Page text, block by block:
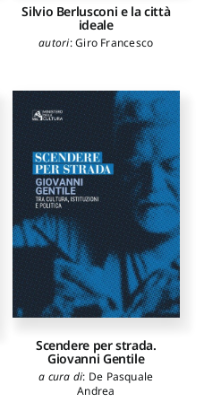
Silvio Berlusconi e la città
ideale
autori:Giro Francesco
Scendere per strada.
Giovanni Gentile
a cura di: De Pasquale
Andrea